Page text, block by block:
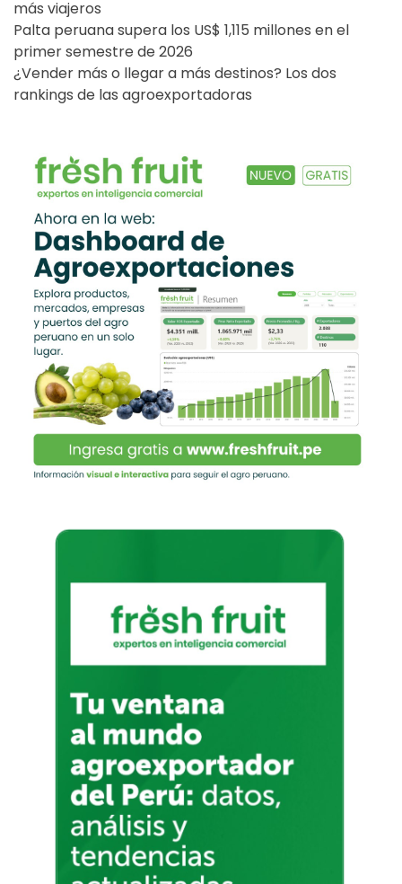
más viajeros
Palta peruana supera los US$ 1,115 millones en el
primer semestre de 2026
¿Vender más o llegar a más destinos? Los dos
rankings de las agroexportadoras